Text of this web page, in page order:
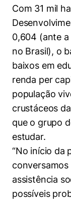
Tecnologia e
Com 31 mil
0,604 (ante a
no Brasil), o
baixos em
renda per
população
crustáceos
que o grupo
estudar.
“No início da
assistência
possíveis